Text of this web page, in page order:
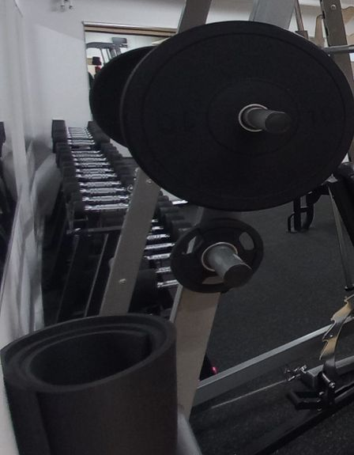
50 Spinde - Freihantelbereich - bis 60 kg Hanteln